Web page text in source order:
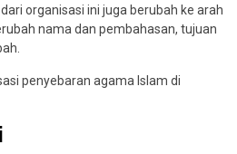
organisasi ini juga berubah ke arah
nama dan pembahasan, tujuan
penyebaran agama Islam di